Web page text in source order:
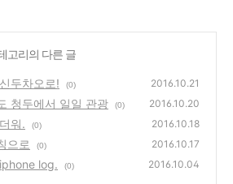
고리의 다른 글
두차오로! (0) 2016.10.21
청두에서 일일 관광 (0) 2016.10.20
워. (0) 2016.10.18
으로 (0) 2016.10.17
log. (0) 2016.10.04